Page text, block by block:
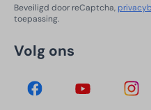
Beveiligd door reCaptcha,
toepassing.
Volg ons